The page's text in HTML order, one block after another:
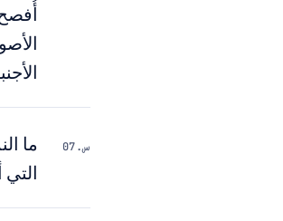
ما النماذج
التي أحتاجها؟